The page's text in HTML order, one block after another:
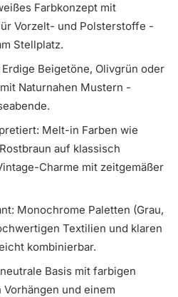
Farbkonzept mit
Vorzelt- und Polsterstoffe -
Stellplatz.
Beigetöne, Olivgrün oder
Naturnahen Mustern -
Melt-in Farben wie
auf klassisch
Charme mit zeitgemäßer
Monochrome Paletten (Grau,
Textilien und klaren
kombinierbar.
Basis mit farbigen
und einem